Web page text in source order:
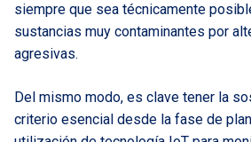
siempre que sea técnicamente
sustancias muy contaminantes por
agresivas.
Del mismo modo, es clave tener la
criterio esencial desde la fase de